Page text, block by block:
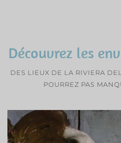
Découvrez les
DES LIEUX DE LA RIVIERA
POURREZ PAS